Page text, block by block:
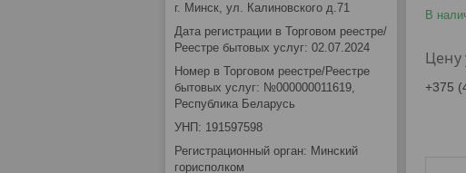
В
Цену
+375
г. Минск, ул. Калиновского д.71
Дата регистрации в Торговом реестре/
Реестре бытовых услуг: 02.07.2024
Номер в Торговом реестре/Реестре
бытовых услуг: №000000011619,
Республика Беларусь
УНП: 191597598
Регистрационный орган: Минский
горисполком